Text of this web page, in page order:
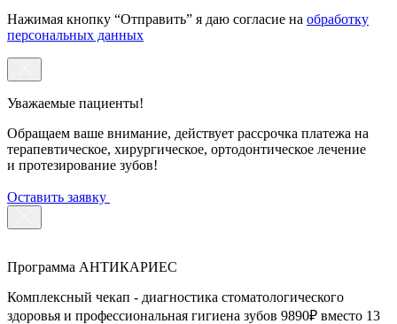
Нажимая кнопку “Отправить” я даю согласие на обработку
персональных данных
Уважаемые пациенты!
Обращаем ваше внимание, действует рассрочка платежа на
терапевтическое, хирургическое, ортодонтическое лечение
и протезирование зубов!
Оставить заявку
Программа АНТИКАРИЕС
Комплексный чекап - диагностика стоматологического
здоровья и профессиональная гигиена зубов 9890₽ вместо 13